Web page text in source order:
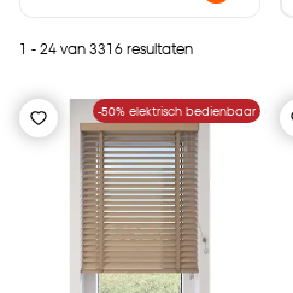
1 - 24 van 3316 resultaten
-50% elektrisch bedienbaar